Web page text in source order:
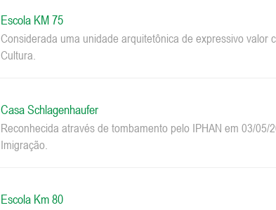
Escola KM 75
Considerada uma unidade arquitetônica de expressivo
Cultura.
Casa Schlagenhaufer
Reconhecida através de tombamento pelo IPHAN em 03/
Imigração.
Escola Km 80